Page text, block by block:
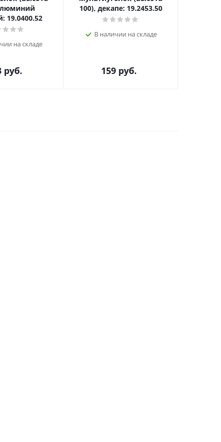
19.0400.52
на складе
руб.
100), декапе: 19.2453.50
В наличии на складе
159 руб.